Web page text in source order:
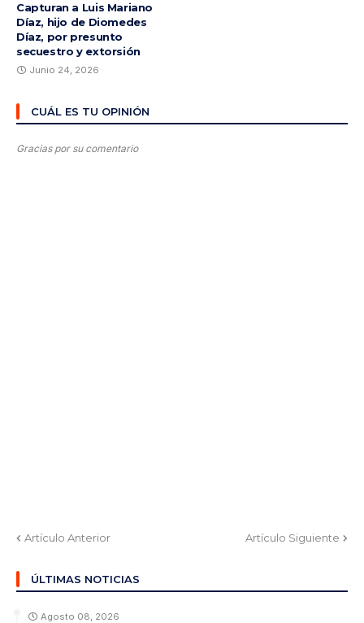
Capturan a Luis Mariano
Díaz, hijo de Diomedes
Díaz, por presunto
secuestro y extorsión
Junio 24, 2026
CUÁL ES TU OPINIÓN
Gracias por su comentario
Artículo Anterior Artículo Siguiente
ÚLTIMAS NOTICIAS
Agosto 08, 2026